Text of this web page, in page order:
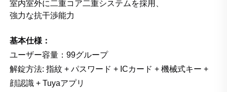
室内室外に二重コア二重システムを採用、
強力な抗干渉能力
基本仕様：
ユーザー容量：99グループ
解錠方法: 指紋 + パスワード + ICカード + 機械式キー +
顔認識 + Tuyaアプリ